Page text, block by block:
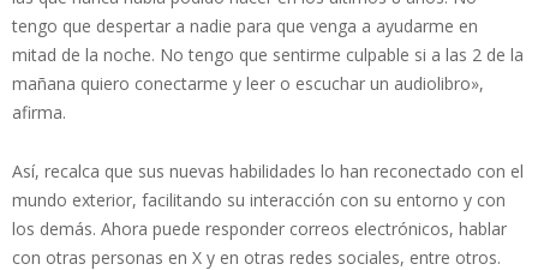
tengo que despertar a nadie para que venga a ayudarme en
mitad de la noche. No tengo que sentirme culpable si a las 2 de la
mañana quiero conectarme y leer o escuchar un audiolibro»,
afirma.
Así, recalca que sus nuevas habilidades lo han reconectado con el
mundo exterior, facilitando su interacción con su entorno y con
los demás. Ahora puede responder correos electrónicos, hablar
con otras personas en X y en otras redes sociales, entre otros.